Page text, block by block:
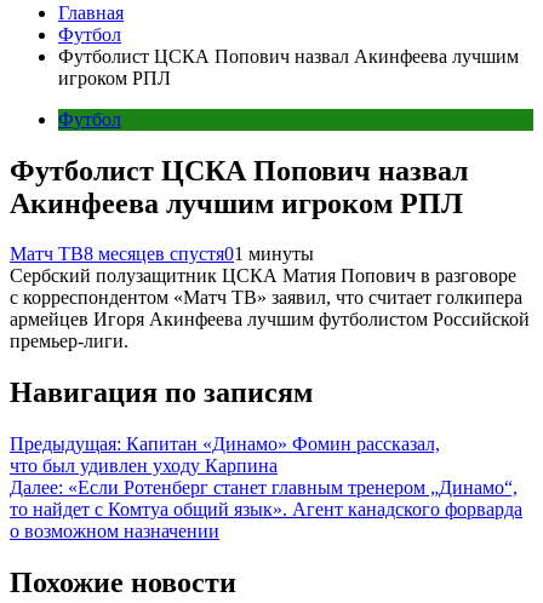
Главная
Футбол
Футболист ЦСКА Попович назвал Акинфеева лучшим
игроком РПЛ
Футбол
Футболист ЦСКА Попович назвал
Акинфеева лучшим игроком РПЛ
Матч ТВ8 месяцев спустя01 минуты
Сербский полузащитник ЦСКА Матия Попович в разговоре
с корреспондентом «Матч ТВ» заявил, что считает голкипера
армейцев Игоря Акинфеева лучшим футболистом Российской
премьер‑лиги.
Навигация по записям
Предыдущая: Капитан «Динамо» Фомин рассказал,
что был удивлен уходу Карпина
Далее: «Если Ротенберг станет главным тренером „Динамо“,
то найдет с Комтуа общий язык». Агент канадского форварда
о возможном назначении
Похожие новости